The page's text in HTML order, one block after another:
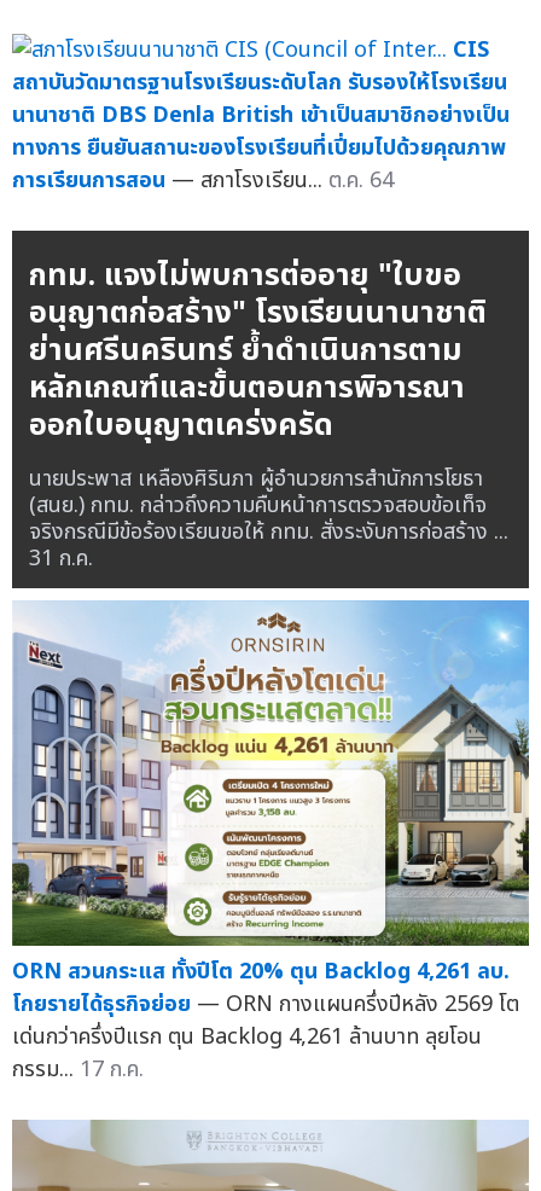
CIS
สถาบันวัดมาตรฐานโรงเรียนระดับโลก รับรองให้โรงเรียน
นานาชาติ DBS Denla British เข้าเป็นสมาชิกอย่างเป็น
ทางการ ยืนยันสถานะของโรงเรียนที่เปี่ยมไปด้วยคุณภาพ
การเรียนการสอน — สภาโรงเรียน... ต.ค. 64
กทม. แจงไม่พบการต่ออายุ "ใบขอ
อนุญาตก่อสร้าง" โรงเรียนนานาชาติ
ย่านศรีนครินทร์ ย้ำดำเนินการตาม
หลักเกณฑ์และขั้นตอนการพิจารณา
ออกใบอนุญาตเคร่งครัด
นายประพาส เหลืองศิรินภา ผู้อำนวยการสำนักการโยธา
(สนย.) กทม. กล่าวถึงความคืบหน้าการตรวจสอบข้อเท็จ
จริงกรณีมีข้อร้องเรียนขอให้ กทม. สั่งระงับการก่อสร้าง ...
31 ก.ค.
ORN สวนกระแส ทั้งปีโต 20% ตุน Backlog 4,261 ลบ.
โกยรายได้ธุรกิจย่อย — ORN กางแผนครึ่งปีหลัง 2569 โต
เด่นกว่าครึ่งปีแรก ตุน Backlog 4,261 ล้านบาท ลุยโอน
กรรม... 17 ก.ค.